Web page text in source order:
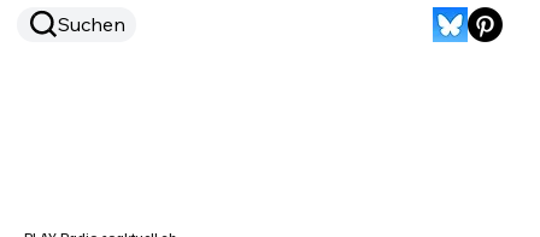
Suchen